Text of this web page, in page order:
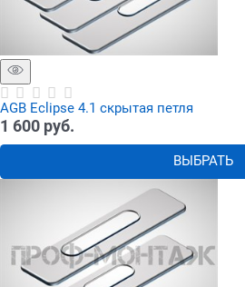
AGB Eclipse 4.1 скрытая петля
1 600 руб.
ВЫБРАТЬ